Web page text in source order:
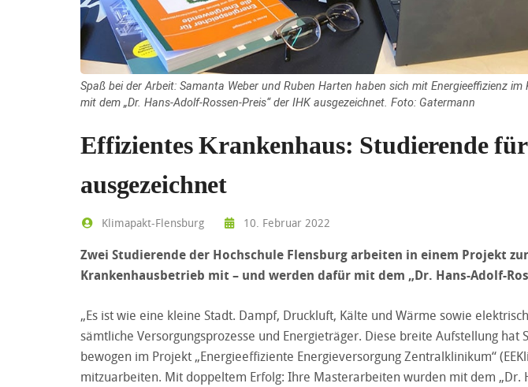
Spaß bei der Arbeit: Samanta Weber und Ruben Harten haben sich mit Energieeffizienz
mit dem „Dr. Hans-Adolf-Rossen-Preis“ der IHK ausgezeichnet. Foto: Gatermann
Effizientes Krankenhaus: Studierende
ausgezeichnet
Klimapakt-Flensburg 10. Februar 2022
Zwei Studierende der Hochschule Flensburg arbeiten in einem Projekt
Krankenhausbetrieb mit – und werden dafür mit dem „Dr. Hans-Adolf-
„Es ist wie eine kleine Stadt. Dampf, Druckluft, Kälte und Wärme sowie
sämtliche Versorgungsprozesse und Energieträger. Diese breite Aufstellung hat
bewogen im Projekt „Energieeffiziente Energieversorgung Zentralklinikum“
mitzuarbeiten. Mit doppeltem Erfolg: Ihre Masterarbeiten wurden mit dem „Dr.